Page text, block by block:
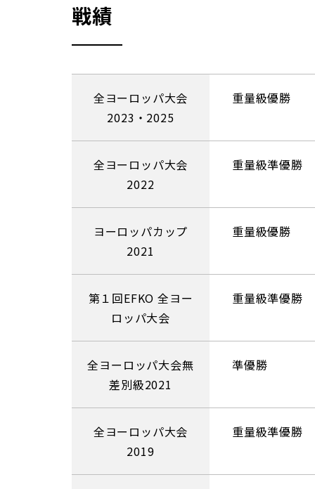
戦績
全ヨーロッパ大会
2023・2025
重量級優勝
全ヨーロッパ大会
2022
重量級準優勝
ヨーロッパカップ
2021
重量級優勝
第１回EFKO 全ヨー
ロッパ大会
重量級準優勝
全ヨーロッパ大会無
差別級2021
準優勝
全ヨーロッパ大会
2019
重量級準優勝